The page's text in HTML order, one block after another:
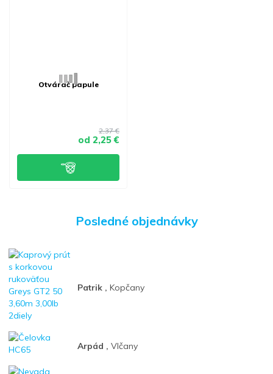
Otvárač papule
2,37 €
od 2,25 €
Posledné objednávky
Patrik , Kopčany
Arpád , Vlčany